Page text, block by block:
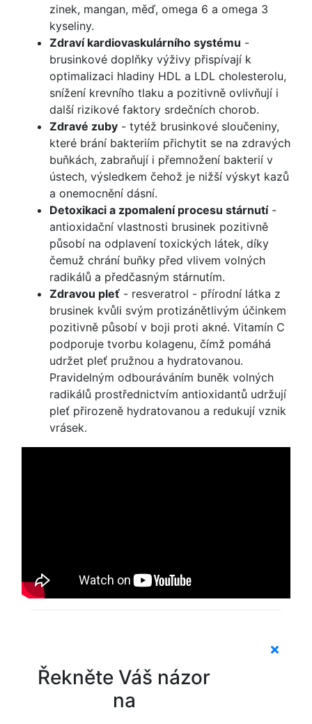
zinek, mangan, měď, omega 6 a omega 3
kyseliny.
Zdraví kardiovaskulárního systému -
brusinkové doplňky výživy přispívají k
optimalizaci hladiny HDL a LDL cholesterolu,
snížení krevního tlaku a pozitivně ovlivňují i
další rizikové faktory srdečních chorob.
Zdravé zuby - tytéž brusinkové sloučeniny,
které brání bakteriím přichytit se na zdravých
buňkách, zabraňují i přemnožení bakterií v
ústech, výsledkem čehož je nižší výskyt kazů
a onemocnění dásní.
Detoxikaci a zpomalení procesu stárnutí-
antioxidační vlastnosti brusinek pozitivně
působí na odplavení toxických látek, díky
čemuž chrání buňky před vlivem volných
radikálů a předčasným stárnutím.
Zdravou pleť - resveratrol - přírodní látka z
brusinek kvůli svým protizánětlivým účinkem
pozitivně působí v boji proti akné. Vitamín C
podporuje tvorbu kolagenu, čímž pomáhá
udržet pleť pružnou a hydratovanou.
Pravidelným odbouráváním buněk volných
radikálů prostřednictvím antioxidantů udržují
pleť přirozeně hydratovanou a redukují vznik
vrásek.
Řekněte Váš názor
na